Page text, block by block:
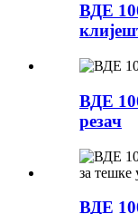
ВДЕ
ВДЕ
резач
ВДЕ